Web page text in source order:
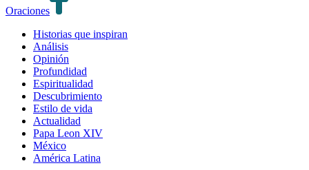
Oraciones
Historias que inspiran
Análisis
Opinión
Profundidad
Espiritualidad
Descubrimiento
Estilo de vida
Actualidad
Papa Leon XIV
México
América Latina